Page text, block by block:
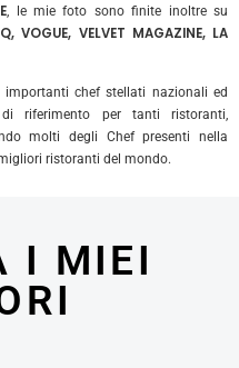
, le mie foto sono finite inoltre su
VOGUE, VELVET MAGAZINE, LA
chef stellati nazionali ed
riferimento per tanti ristoranti,
molti degli Chef presenti nella
ristoranti del mondo.
I MIEI